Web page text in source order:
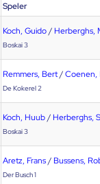
Speler
Koch, Guido/ Herberghs,
Boskai 3
Remmers, Bert/Coenen,
De Kokerel 2
Koch, Huub/ Herberghs,
Boskai 3
Aretz, Frans/ Bussens,
Der Busch 1